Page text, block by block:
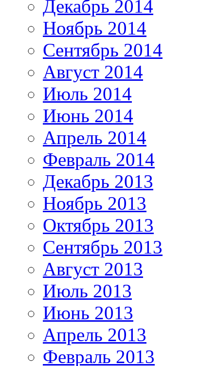
Декабрь 2014
Ноябрь 2014
Сентябрь 2014
Август 2014
Июль 2014
Июнь 2014
Апрель 2014
Февраль 2014
Декабрь 2013
Ноябрь 2013
Октябрь 2013
Сентябрь 2013
Август 2013
Июль 2013
Июнь 2013
Апрель 2013
Февраль 2013